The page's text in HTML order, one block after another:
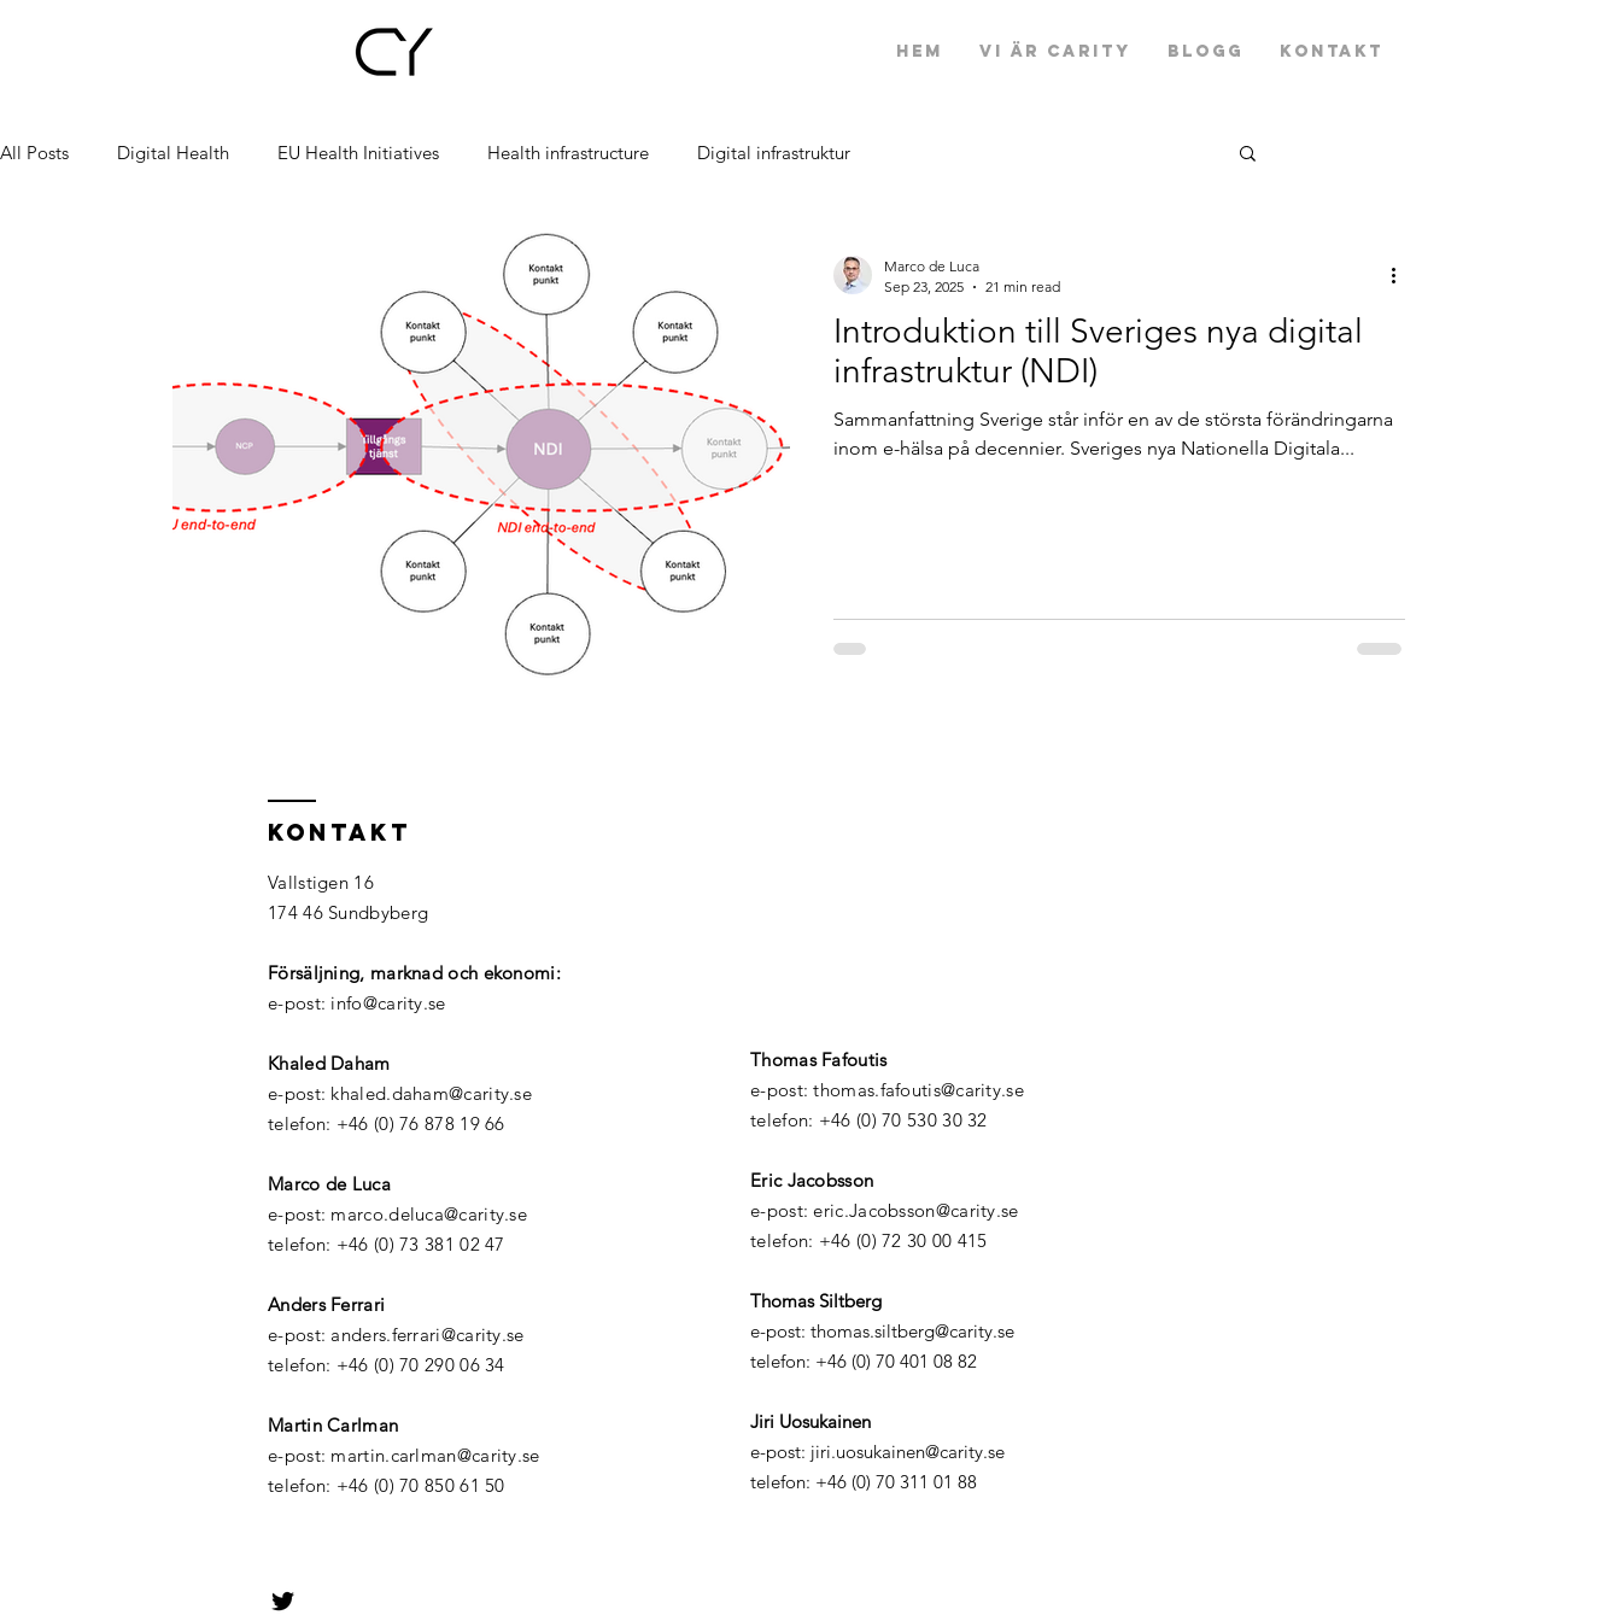
Hem Vi är Carity Blogg Kontakt
All Posts Digital Health EU Health Initiatives Health infrastructure Digital infrastruktur
Introduktion till Sveriges nya digital
infrastruktur (NDI)
Sammanfattning Sverige står inför en av de största förändringarna
inom e-hälsa på decennier. Sveriges nya Nationella Digitala...
Marco de Luca
Sep 23, 2025
21 min read
KONTAKT
Vallstigen 16
174 46 Sundbyberg
Försäljning, marknad och ekonomi:​
e-post: info@carity.se
Khaled Daham
e-post: khaled.daham@carity.se
telefon: +46 (0) 76 878 19 66
Marco de Luca
e-post: marco.deluca@carity.se
telefon: +46 (0) 73 381 02 47
Anders Ferrari
e-post: anders.ferrari@carity.se
telefon: +46 (0) 70 290 06 34
Martin Carlman
e-post: martin.carlman@carity.se
telefon: +46 (0) 70 850 61 50
Thomas Fafoutis
e-post: thomas.fafoutis@carity.se
telefon: +46 (0) 70 530 30 32
Eric Jacobsson
e-post: eric.Jacobsson@carity.se
telefon: +46 ‭(0) 72 30 00 415
Thomas Siltberg
e-post: thomas.siltberg@carity.se
telefon: +46 (0) 70 401 08 82‬
Jiri Uosukainen
e-post: jiri.uosukainen@carity.se
telefon: +46 (0) ‭70 311 01 88‬